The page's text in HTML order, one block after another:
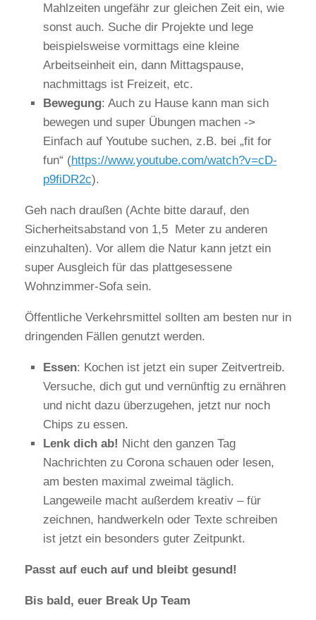
Mahlzeiten ungefähr zur gleichen Zeit ein, wie
sonst auch. Suche dir Projekte und lege
beispielsweise vormittags eine kleine
Arbeitseinheit ein, dann Mittagspause,
nachmittags ist Freizeit, etc.
Bewegung: Auch zu Hause kann man sich
bewegen und super Übungen machen ->
Einfach auf Youtube suchen, z.B. bei „fit for
fun“ (https://www.youtube.com/watch?v=cD-
p9fiDR2c).
Geh nach draußen (Achte bitte darauf, den
Sicherheitsabstand von 1,5 Meter zu anderen
einzuhalten). Vor allem die Natur kann jetzt ein
super Ausgleich für das plattgesessene
Wohnzimmer-Sofa sein.
Öffentliche Verkehrsmittel sollten am besten nur in
dringenden Fällen genutzt werden.
Essen: Kochen ist jetzt ein super Zeitvertreib.
Versuche, dich gut und vernünftig zu ernähren
und nicht dazu überzugehen, jetzt nur noch
Chips zu essen.
Lenk dich ab! Nicht den ganzen Tag
Nachrichten zu Corona schauen oder lesen,
am besten maximal zweimal täglich.
Langeweile macht außerdem kreativ – für
zeichnen, handwerkeln oder Texte schreiben
ist jetzt ein besonders guter Zeitpunkt.
Passt auf euch auf und bleibt gesund!
Bis bald, euer Break Up Team